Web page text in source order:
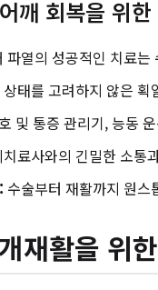
깨 회복을 위
파열의 성공적인 치료
태를 고려하지 않은
및 통증 관리기, 능동
료사와의 긴밀한 소통
수술부터 재활까지 원
재활을 위